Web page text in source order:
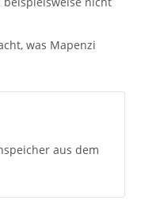
was Mapenzi
aus dem